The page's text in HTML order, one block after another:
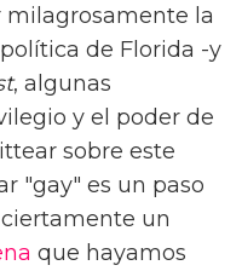
milagrosamente la
de Florida -y
, algunas
y el poder de
sobre este
"gay" es un paso
ciertamente un
que hayamos